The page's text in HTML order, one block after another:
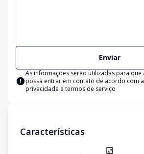
Enviar
As informações serão utilizadas para que
possa entrar em contato de acordo com a
privacidade e termos de serviço
Características